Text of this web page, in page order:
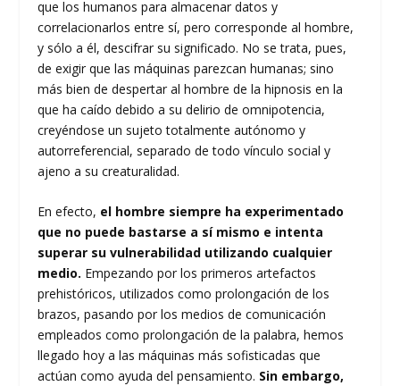
que los humanos para almacenar datos y
correlacionarlos entre sí, pero corresponde al hombre,
y sólo a él, descifrar su significado. No se trata, pues,
de exigir que las máquinas parezcan humanas; sino
más bien de despertar al hombre de la hipnosis en la
que ha caído debido a su delirio de omnipotencia,
creyéndose un sujeto totalmente autónomo y
autorreferencial, separado de todo vínculo social y
ajeno a su creaturalidad.
En efecto, el hombre siempre ha experimentado
que no puede bastarse a sí mismo e intenta
superar su vulnerabilidad utilizando cualquier
medio. Empezando por los primeros artefactos
prehistóricos, utilizados como prolongación de los
brazos, pasando por los medios de comunicación
empleados como prolongación de la palabra, hemos
llegado hoy a las máquinas más sofisticadas que
actúan como ayuda del pensamiento. Sin embargo,